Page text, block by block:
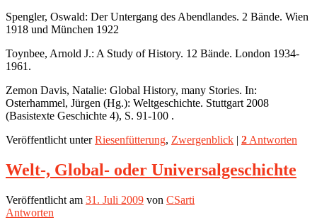
Spengler, Oswald: Der Untergang des Abendlandes. 2 Bände. Wien
1918 und München 1922
Toynbee, Arnold J.: A Study of History. 12 Bände. London 1934-
1961.
Zemon Davis, Natalie: Global History, many Stories. In:
Osterhammel, Jürgen (Hg.): Weltgeschichte. Stuttgart 2008
(Basistexte Geschichte 4), S. 91-100 .
Veröffentlicht unter Riesenfütterung, Zwergenblick | 2 Antworten
Welt-, Global- oder Universalgeschichte
Veröffentlicht am 31. Juli 2009 von CSarti
Antworten